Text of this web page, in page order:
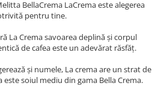
BellaCrema LaCrema este alegerea
pentru tine.
La Crema savoarea deplină și corpul
de cafea este un adevărat răsfăț.
și numele, La crema are un strat de
este soiul mediu din gama Bella Crema.